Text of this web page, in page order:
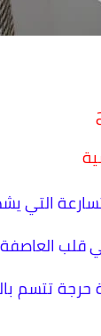
التي
تتسم